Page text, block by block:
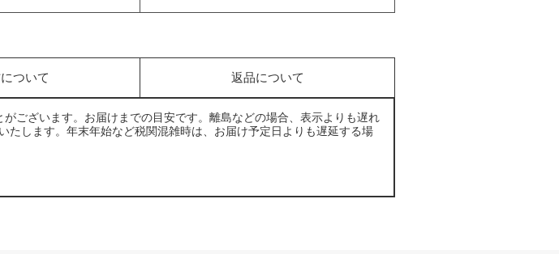
ついて 返品について
ございます。お届けまでの目安です。離島などの場合、表示よりも遅れ
します。年末年始など税関混雑時は、お届け予定日よりも遅延する場